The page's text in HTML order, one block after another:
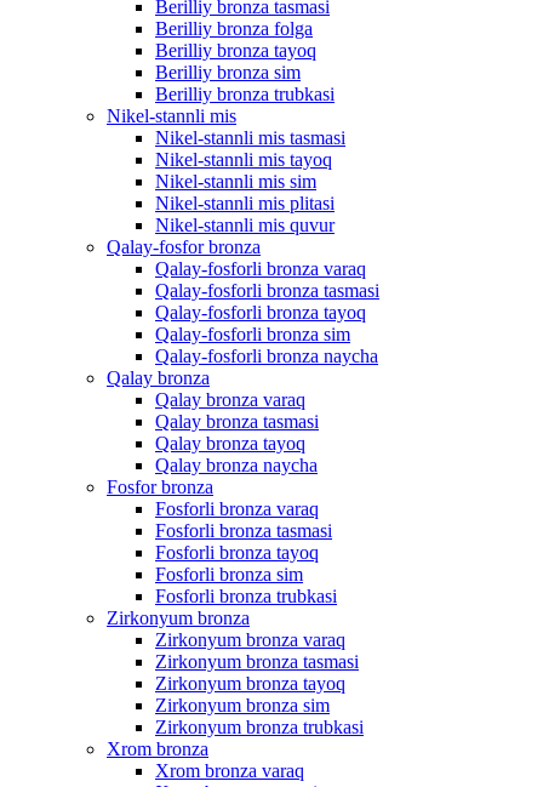
Berilliy bronza tasmasi
Berilliy bronza folga
Berilliy bronza tayoq
Berilliy bronza sim
Berilliy bronza trubkasi
Nikel-stannli mis
Nikel-stannli mis tasmasi
Nikel-stannli mis tayoq
Nikel-stannli mis sim
Nikel-stannli mis plitasi
Nikel-stannli mis quvur
Qalay-fosfor bronza
Qalay-fosforli bronza varaq
Qalay-fosforli bronza tasmasi
Qalay-fosforli bronza tayoq
Qalay-fosforli bronza sim
Qalay-fosforli bronza naycha
Qalay bronza
Qalay bronza varaq
Qalay bronza tasmasi
Qalay bronza tayoq
Qalay bronza naycha
Fosfor bronza
Fosforli bronza varaq
Fosforli bronza tasmasi
Fosforli bronza tayoq
Fosforli bronza sim
Fosforli bronza trubkasi
Zirkonyum bronza
Zirkonyum bronza varaq
Zirkonyum bronza tasmasi
Zirkonyum bronza tayoq
Zirkonyum bronza sim
Zirkonyum bronza trubkasi
Xrom bronza
Xrom bronza varaq